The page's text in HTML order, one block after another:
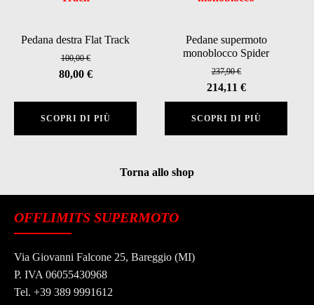
Pedana destra Flat Track
100,00€
Il
80,00 €Il
SCOPRI DI PIÙ
Pedane supermoto
monoblocco Spider
237,90€
Il
prezzo
originale
era:
214,11 €Il
prezzo
attuale
è:
SCOPRI DI PIÙ
Torna allo shop
OFFLIMITS SUPERMOTO
Via Giovanni Falcone 25, Bareggio (MI)
P. IVA 06055430968
Tel. +39 389 9991612